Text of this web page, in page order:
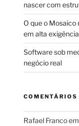
nascer com
O que o
em alta exigência
Software sob
negócio real
COMENTÁRIOS
Rafael Francoem